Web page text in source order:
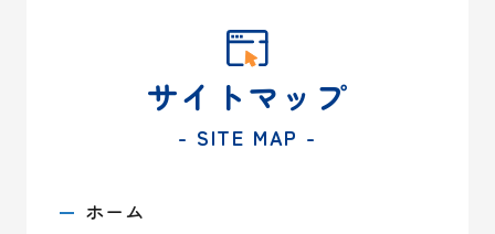
サイトマップ
- SITE MAP -
ホーム